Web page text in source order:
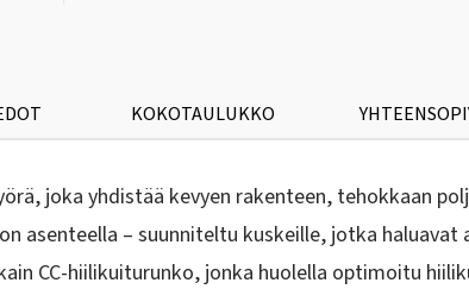
KOKOTAULUKKO
joka yhdistää kevyen rakenteen, tehokkaan
asenteella – suunniteltu kuskeille, jotka
CC-hiilikuiturunko, jonka huolella optimoitu